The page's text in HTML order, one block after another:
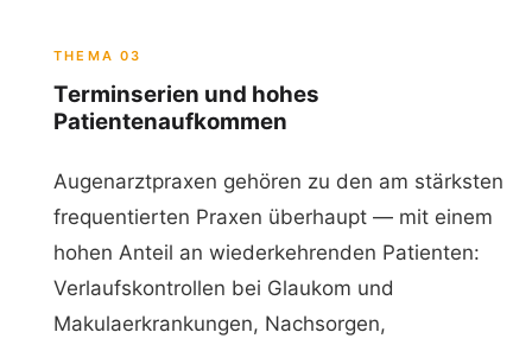
THEMA 03
Terminserien und hohes
Patientenaufkommen
Augenarztpraxen gehören zu den am stärksten
frequentierten Praxen überhaupt — mit einem
hohen Anteil an wiederkehrenden Patienten:
Verlaufskontrollen bei Glaukom und
Makulaerkrankungen, Nachsorgen,